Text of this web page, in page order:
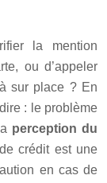
la mention
ou d’appeler
sur place ? En
: le problème
perception du
crédit est une
en cas de